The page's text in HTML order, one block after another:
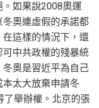
如果說2008奧運
奧連虛假的承諾都
這樣的情況下，還
中共政權的殘暴統
奧是習近平為自己
太大放棄申請冬
了舉辦權。北京的張